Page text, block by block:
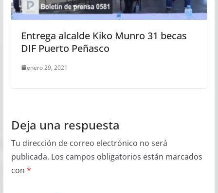
Entrega alcalde Kiko Munro 31 becas
DIF Puerto Peñasco
enero 29, 2021
Deja una respuesta
Tu dirección de correo electrónico no será
publicada. Los campos obligatorios están marcados
con *